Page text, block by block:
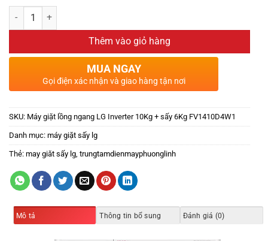
Thêm vào giỏ hàng
MUA NGAY
Gọi điện xác nhận và giao hàng tận nơi
SKU: Máy giặt lồng ngang LG Inverter 10Kg + sấy 6Kg FV1410D4W1
Danh mục: máy giặt sấy lg
Thẻ: may giăt sấy lg, trungtamdienmayphuonglinh
Mô tả Thông tin bổ sung Đánh giá (0)